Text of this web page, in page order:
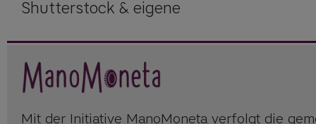
Shutterstock & eigene
Mit der Initiative ManoMoneta verfolgt die